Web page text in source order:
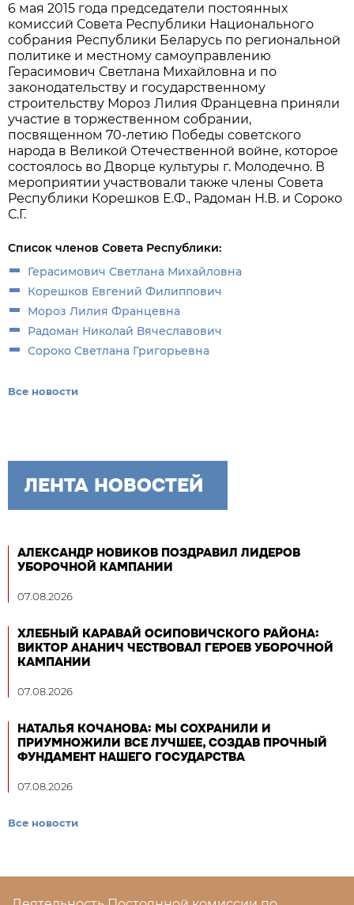
6 мая 2015 года председатели постоянных
комиссий Совета Республики Национального
собрания Республики Беларусь по региональной
политике и местному самоуправлению
Герасимович Светлана Михайловна и по
законодательству и государственному
строительству Мороз Лилия Францевна приняли
участие в торжественном собрании,
посвященном 70-летию Победы советского
народа в Великой Отечественной войне, которое
состоялось во Дворце культуры г. Молодечно. В
мероприятии участвовали также члены Совета
Республики Корешков Е.Ф., Радоман Н.В. и Сороко
С.Г.
Список членов Совета Республики:
Герасимович Светлана Михайловна
Корешков Евгений Филиппович
Мороз Лилия Францевна
Радоман Николaй Вячеславович
Сороко Светлана Григорьевна
Все новости
ЛЕНТА НОВОСТЕЙ
АЛЕКСАНДР НОВИКОВ ПОЗДРАВИЛ ЛИДЕРОВ
УБОРОЧНОЙ КАМПАНИИ
07.08.2026
ХЛЕБНЫЙ КАРАВАЙ ОСИПОВИЧСКОГО РАЙОНА:
ВИКТОР АНАНИЧ ЧЕСТВОВАЛ ГЕРОЕВ УБОРОЧНОЙ
КАМПАНИИ
07.08.2026
НАТАЛЬЯ КОЧАНОВА: МЫ СОХРАНИЛИ И
ПРИУМНОЖИЛИ ВСЕ ЛУЧШЕЕ, СОЗДАВ ПРОЧНЫЙ
ФУНДАМЕНТ НАШЕГО ГОСУДАРСТВА
07.08.2026
Все новости